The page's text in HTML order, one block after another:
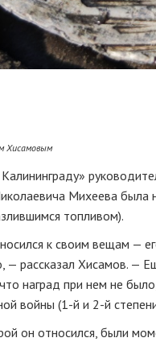
Хисамовым
Михеева была
топливом).
к своим вещам —
— рассказал Хисамов. —
наград при нем не
войны (1-й и 2-й
он относился, были